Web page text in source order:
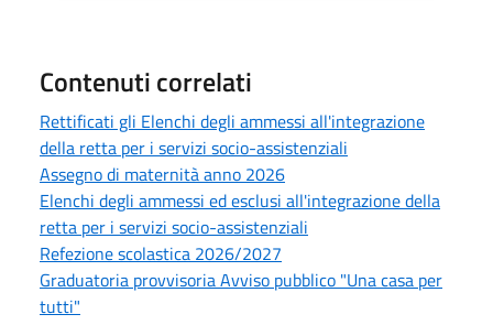
Contenuti correlati
Rettificati gli Elenchi degli ammessi all'integrazione
della retta per i servizi socio-assistenziali
Assegno di maternità anno 2026
Elenchi degli ammessi ed esclusi all'integrazione della
retta per i servizi socio-assistenziali
Refezione scolastica 2026/2027
Graduatoria provvisoria Avviso pubblico "Una casa per
tutti"